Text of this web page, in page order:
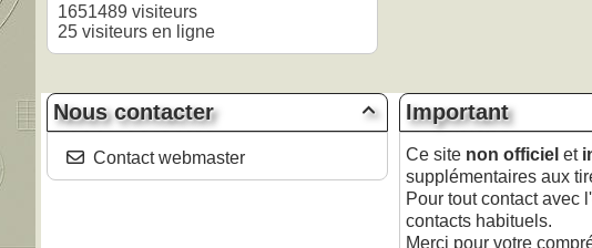
1651489 visiteurs
25 visiteurs en ligne

Nous contacter
Contact webmaster
Important
Ce site non officiel et
supplémentaires aux
Pour tout contact avec
contacts habituels.
Merci pour votre